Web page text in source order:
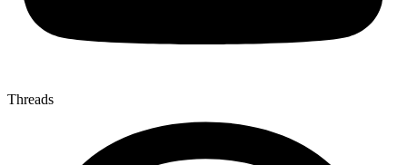
Threads